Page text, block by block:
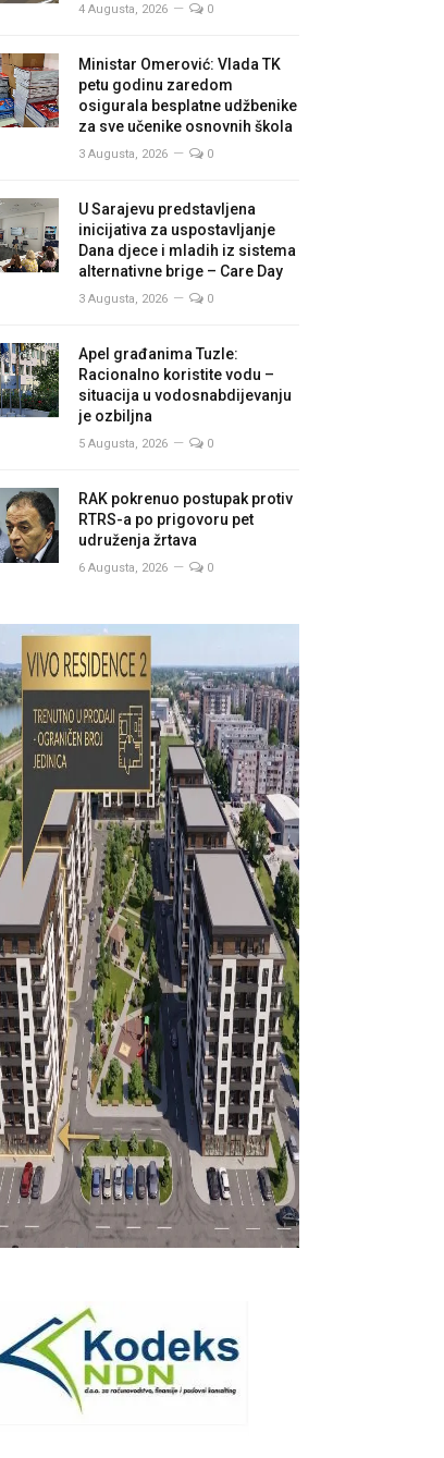
4 Augusta, 2026 0
Ministar Omerović: Vlada TK
petu godinu zaredom
osigurala besplatne udžbenike
za sve učenike osnovnih škola
3 Augusta, 2026 0
U Sarajevu predstavljena
inicijativa za uspostavljanje
Dana djece i mladih iz sistema
alternativne brige – Care Day
3 Augusta, 2026 0
Apel građanima Tuzle:
Racionalno koristite vodu –
situacija u vodosnabdijevanju
je ozbiljna
5 Augusta, 2026 0
RAK pokrenuo postupak protiv
RTRS-a po prigovoru pet
udruženja žrtava
6 Augusta, 2026 0